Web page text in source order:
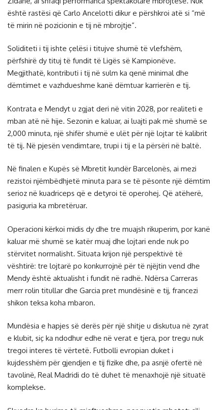
është rastësi që Carlo Ancelotti dikur e përshkroi atë si “më
të mirin në pozicionin e tij në mbrojtje”.
Soliditeti i tij ishte çelësi i titujve shumë të vlefshëm,
përfshirë dy tituj të fundit të Ligës së Kampionëve.
Megjithatë, kontributi i tij në sulm ka qenë minimal dhe
dëmtimet e vazhdueshme kanë dëmtuar karrierën e tij.
Kontrata e Mendyt u zgjat deri në vitin 2028, por realiteti e
mban atë në hije. Sezonin e kaluar, ai luajti pak më shumë se
2,000 minuta, një shifër shumë e ulët për një lojtar të kalibrit
të tij. Në pjesën vendimtare, trupi i tij e la përsëri në baltë.
Në finalen e Kupës së Mbretit kundër Barcelonës, ai mezi
rezistoi njëmbëdhjetë minuta para se të pësonte një dëmtim
serioz në kuadriceps që e detyroi të operohej. Që atëherë,
pasiguria ka mbretëruar.
Operacioni kërkoi midis dy dhe tre muajsh rikuperim, por kanë
kaluar më shumë se katër muaj dhe lojtari ende nuk po
stërvitet normalisht. Situata krijon një perspektivë të
vështirë: tre lojtarë po konkurrojnë për të njëjtin vend dhe
Mendy është aktualisht i fundit në radhë. Ndërsa Carreras
merr rolin titullar dhe Garcia pret mundësinë e tij, francezi
shikon teksa koha mbaron.
Mundësia e hapjes së derës për një shitje u diskutua në zyrat
e klubit, siç ka ndodhur edhe në verat e tjera, por tregu nuk
tregoi interes të vërtetë. Futbolli evropian duket i
kujdesshëm për gjendjen e tij fizike dhe, pa asnjë ofertë në
tavolinë, Real Madridi do të duhet të menaxhojë një situatë
komplekse.